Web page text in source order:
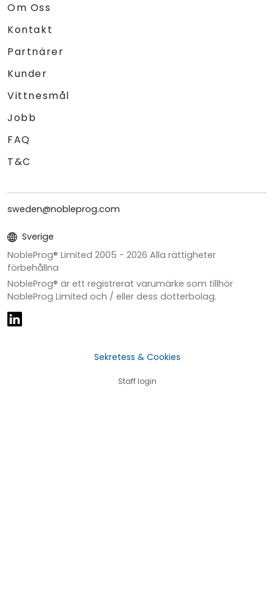
Om Oss
Kontakt
Partnärer
Kunder
Vittnesmål
Jobb
FAQ
T&C
sweden@nobleprog.com
Sverige
NobleProg® Limited 2005 - 2026 Alla rättigheter
förbehållna
NobleProg® är ett registrerat varumärke som tillhör
NobleProg Limited och / eller dess dotterbolag.
Sekretess & Cookies
Staff login